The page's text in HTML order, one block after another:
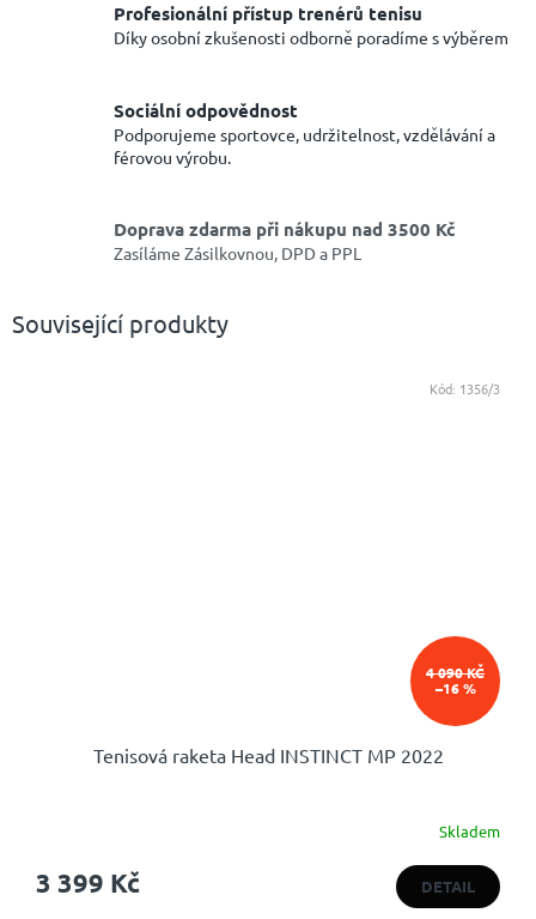
Profesionální přístup trenérů tenisu
Díky osobní zkušenosti odborně poradíme s výběrem
Sociální odpovědnost
Podporujeme sportovce, udržitelnost, vzdělávání a
férovou výrobu.
Doprava zdarma při nákupu nad 3500 Kč
Zasíláme Zásilkovnou, DPD a PPL
Související produkty
4 090 KČ
–16 %
Tenisová raketa Head INSTINCT MP 2022
Skladem
3 399 Kč DETAIL
Kód: 1356/3